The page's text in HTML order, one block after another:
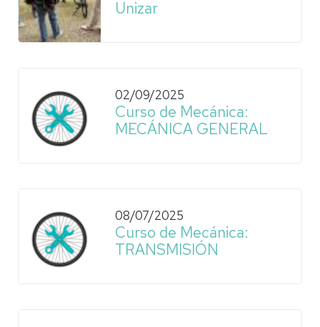
Unizar
02/09/2025
Curso de Mecánica:
MECÁNICA GENERAL
08/07/2025
Curso de Mecánica:
TRANSMISIÓN